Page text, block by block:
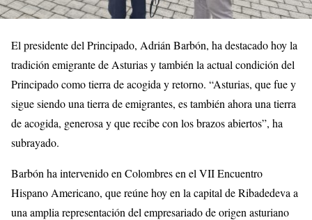
El presidente del Principado, Adrián Barbón, ha destacado hoy la
tradición emigrante de Asturias y también la actual condición del
Principado como tierra de acogida y retorno. “Asturias, que fue y
sigue siendo una tierra de emigrantes, es también ahora una tierra
de acogida, generosa y que recibe con los brazos abiertos”, ha
subrayado.
Barbón ha intervenido en Colombres en el VII Encuentro
Hispano Americano, que reúne hoy en la capital de Ribadedeva a
una amplia representación del empresariado de origen asturiano